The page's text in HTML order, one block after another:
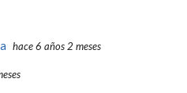
hace 6 años 2 meses